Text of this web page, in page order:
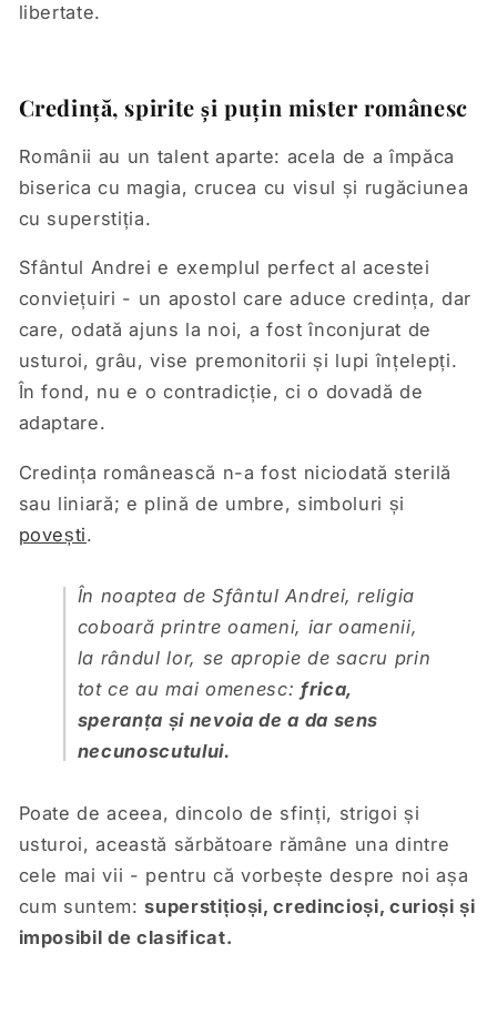
libertate.
Credință, spirite și puțin mister românesc
Românii au un talent aparte: acela de a împăca
biserica cu magia, crucea cu visul și rugăciunea
cu superstiția.
Sfântul Andrei e exemplul perfect al acestei
conviețuiri - un apostol care aduce credința, dar
care, odată ajuns la noi, a fost înconjurat de
usturoi, grâu, vise premonitorii și lupi înțelepți.
În fond, nu e o contradicție, ci o dovadă de
adaptare.
Credința românească n-a fost niciodată sterilă
sau liniară; e plină de umbre, simboluri și
povești.
În noaptea de Sfântul Andrei, religia
coboară printre oameni, iar oamenii,
la rândul lor, se apropie de sacru prin
tot ce au mai omenesc: frica,
speranța și nevoia de a da sens
necunoscutului.
Poate de aceea, dincolo de sfinți, strigoi și
usturoi, această sărbătoare rămâne una dintre
cele mai vii - pentru că vorbește despre noi așa
cum suntem:superstițioși, credincioși, curioși și
imposibil de clasificat.